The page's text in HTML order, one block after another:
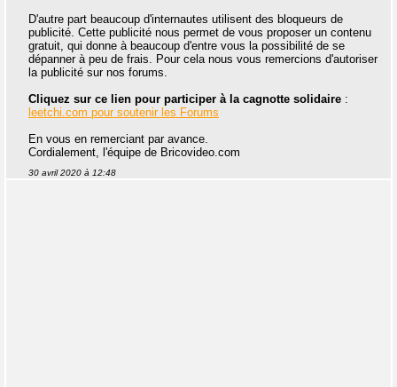
D'autre part beaucoup d'internautes utilisent des bloqueurs de
publicité. Cette publicité nous permet de vous proposer un contenu
gratuit, qui donne à beaucoup d'entre vous la possibilité de se
dépanner à peu de frais. Pour cela nous vous remercions d'autoriser
la publicité sur nos forums.
Cliquez sur ce lien pour participer à la cagnotte solidaire :
leetchi.com pour soutenir les Forums
En vous en remerciant par avance.
Cordialement, l'équipe de Bricovideo.com
30 avril 2020 à 12:48